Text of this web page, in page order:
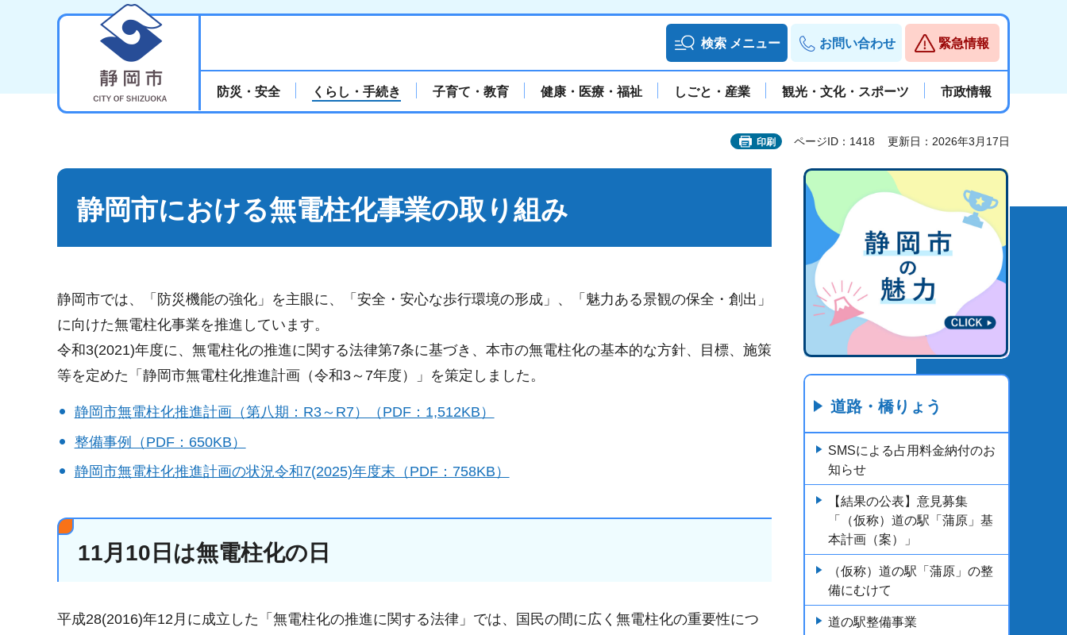
検索 メニュー お問い合わせ 緊急情報
防災・安全 くらし・手続き 子育て・教育 健康・医療・福祉 しごと・産業 観光・文化・スポーツ 市政情報
印刷 ページID：1418 更新日：2026年3月17日
静岡市における無電柱化事業の取り組み
静岡市では、「防災機能の強化」を主眼に、「安全・安心な歩行環境の形成」、「魅力ある景観の保全・創出」
に向けた無電柱化事業を推進しています。
令和3(2021)年度に、無電柱化の推進に関する法律第7条に基づき、本市の無電柱化の基本的な方針、目標、施策
等を定めた「静岡市無電柱化推進計画（令和3～7年度）」を策定しました。
静岡市無電柱化推進計画（第八期：R3～R7）（PDF：1,512KB）
整備事例（PDF：650KB）
静岡市無電柱化推進計画の状況令和7(2025)年度末（PDF：758KB）
11月10日は無電柱化の日
平成28(2016)年12月に成立した「無電柱化の推進に関する法律」では、国民の間に広く無電柱化の重要性につ
道路・橋りょう
SMSによる占用料金納付のお
知らせ
【結果の公表】意見募集
「（仮称）道の駅「蒲原」基
本計画（案）」
（仮称）道の駅「蒲原」の整
備にむけて
道の駅整備事業